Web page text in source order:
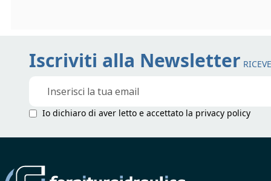
Iscriviti alla Newsletter
Newsletter:
Io dichiaro di aver letto e accettato la privacy policy